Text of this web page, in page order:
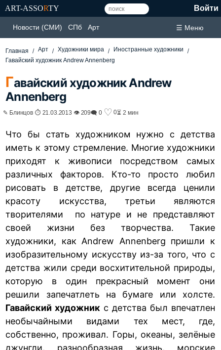
ART-ASSORTY Войти
Новости (СМИ) СПб Арт ☰ Меню
Главная Арт Художники мира
Иностранные художники
Гавайский художник Andrew Annenberg
Гавайский художник Andrew
Annenberg
✎ Блинцов ⏱ 21.03.2013 👁 209🗨 0 ♡ 0⏳ 2 мин
Что бы стать художником нужно с детства
иметь к этому стремление. Многие художники
приходят к живописи посредством самых
различных факторов. Кто-то просто любил
рисовать в детстве, другие всегда ценили
красоту искусства, третьи являются
творителями по натуре и не представляют
своей жизни без творчества. Такие
художники, как Andrew Annenberg пришли к
изобразительному искусству из-за того, что с
детства жили среди восхитительной природы,
которую в один прекрасный момент они
решили запечатлеть на бумаге или холсте.
Гавайский художник с детства был впечатлен
необычайными видами тех мест, где,
собственно, проживал. Горы, океаны, зелёные
джунгли, разнообразная жизнь, морские